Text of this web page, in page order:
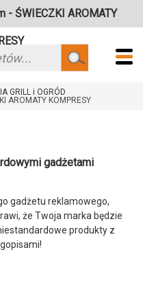
- ŚWIECZKI AROMATY
Szukaj
GRILL i OGRÓD
AROMATY KOMPRESY
gadżetami
gadżetu reklamowego,
że Twoja marka będzie
produkty z